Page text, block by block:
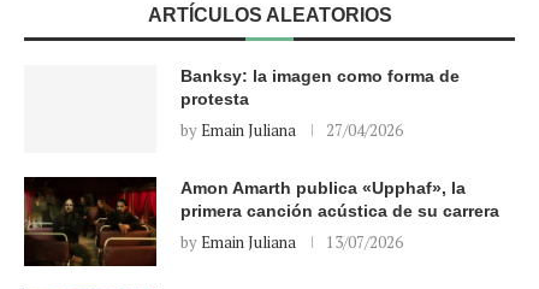
ARTÍCULOS ALEATORIOS
Banksy: la imagen como forma de
protesta
byEmain Juliana 27/04/2026
Amon Amarth publica «Upphaf», la
primera canción acústica de su carrera
byEmain Juliana 13/07/2026